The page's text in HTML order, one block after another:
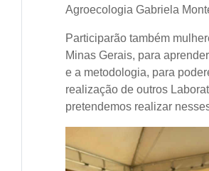
Agroecologia Gabriela
Participarão também
Minas Gerais, para
e a metodologia, para
realização de outros
pretendemos realizar